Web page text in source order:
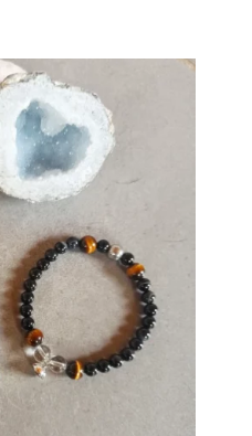
à
22,00 €
variations.
être
sur
la
page
du
produit